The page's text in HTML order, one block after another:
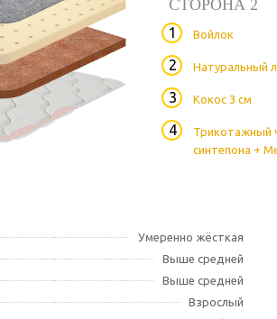
СТОРОНА 2
Войлок
Натуральный
Кокос 3 см
Трикотажный
синтепона +
Умеренно жёсткая
Выше средней
Выше средней
Взрослый